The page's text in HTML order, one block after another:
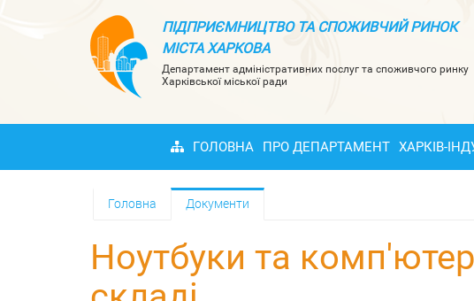
ПІДПРИЄМНИЦТВО ТА СПОЖИВЧИЙ РИНОК
МІСТА ХАРКОВА
Департамент адміністративних послуг та споживчого ринку
Харківської міської ради
ГОЛОВНА ПРО ДЕПАРТАМЕНТ ХАРКІВ-
Головна Документи
Ноутбуки та